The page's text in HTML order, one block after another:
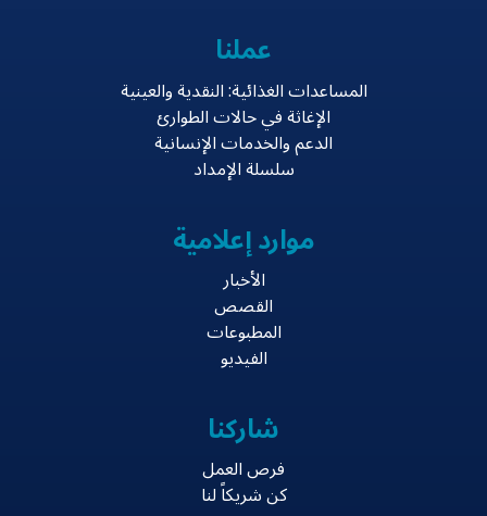
عملنا
المساعدات الغذائية: النقدية والعينية
الإغاثة في حالات الطوارئ
الدعم والخدمات الإنسانية
سلسلة الإمداد
موارد إعلامية
الأخبار
القصص
المطبوعات
الفيديو
شاركنا
فرص العمل
كن شريكاً لنا